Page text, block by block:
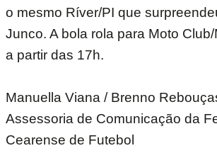
o mesmo Ríver/PI que
Junco. A bola rola para Moto
a partir das 17h.
Manuella Viana / Brenno
Assessoria de Comunicação da
Cearense de Futebol